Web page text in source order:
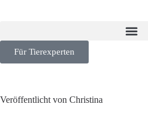
Für Tierexperten
Veröffentlicht von Christina